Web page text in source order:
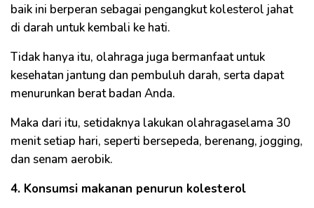
baik ini berperan sebagai pengangkut kolesterol jahat
di darah untuk kembali ke hati.
Tidak hanya itu, olahraga juga bermanfaat untuk
kesehatan jantung dan pembuluh darah, serta dapat
menurunkan berat badan Anda.
Maka dari itu, setidaknya lakukan olahragaselama 30
menit setiap hari, seperti bersepeda, berenang, jogging,
dan senam aerobik.
4. Konsumsi makanan penurun kolesterol